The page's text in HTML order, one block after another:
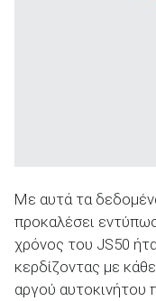
Με αυτά τα
προκαλέσει
χρόνος του JS50
κερδίζοντας με
αργού αυτοκινήτου